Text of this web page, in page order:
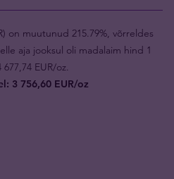
on muutunud 215.79%, võrreldes
aja jooksul oli madalaim hind 1
EUR/oz.
3 756,60 EUR/oz